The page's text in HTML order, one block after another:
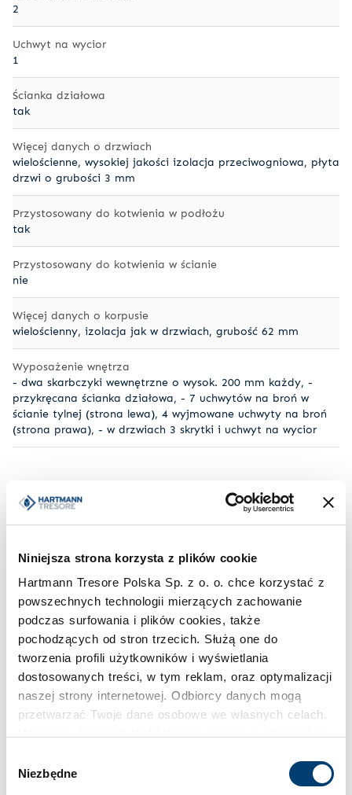
Niniejsza strona korzysta z plików cookie
Hartmann Tresore Polska Sp. z o. o. chce korzystać z
powszechnych technologii mierzących zachowanie
podczas surfowania i plików cookies, także
pochodzących od stron trzecich. Służą one do
tworzenia profili użytkowników i wyświetlania
dostosowanych treści, w tym reklam, oraz optymalizacji
naszej strony internetowej. Odbiorcy danych mogą
przetwarzać Twoje dane osobowe we własnych celach.
zgody
Niezbędne
2
Uchwyt na wycior
1
Ścianka działowa
tak
Więcej danych o drzwiach
wielościenne, wysokiej jakości izolacja przeciwogniowa, płyta
drzwi o grubości 3 mm
Przystosowany do kotwienia w podłożu
tak
Przystosowany do kotwienia w ścianie
nie
Więcej danych o korpusie
wielościenny, izolacja jak w drzwiach, grubość 62 mm
Wyposażenie wnętrza
- dwa skarbczyki wewnętrzne o wysok. 200 mm każdy, -
przykręcana ścianka działowa, - 7 uchwytów na broń w
ścianie tylnej (strona lewa), 4 wyjmowane uchwyty na broń
(strona prawa), - w drzwiach 3 skrytki i uchwyt na wycior
Inne warianty z tej serii
1650 mm × 770 mm ×
500 mm
kg
WT 270-02
1650 mm × 1350 mm ×
600 mm
1500 mm × 700 mm ×
500 mm
kg
WT 270-04
1500 mm × 700 mm ×
500 mm
320
kg
kg